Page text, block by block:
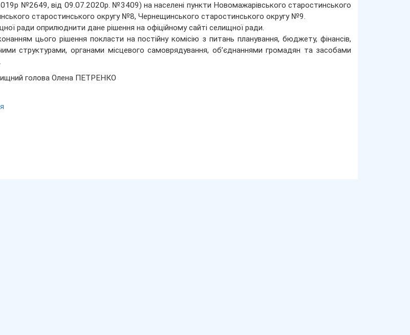
№2649, від 09.07.2020р. №3409) на населені пункти Новомажарівського старостинського
старостинського округу №8, Чернещинського старостинського округу №9.
ради оприлюднити дане рішення на офіційному сайті селищної ради.
цього рішення покласти на постійну комісію з питань планування, бюджету, фінансів,
структурами, органами місцевого самоврядування, об’єднаннями громадян та засобами
голова Олена ПЕТРЕНКО